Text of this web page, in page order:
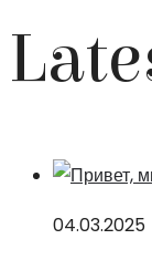
04.03.2025